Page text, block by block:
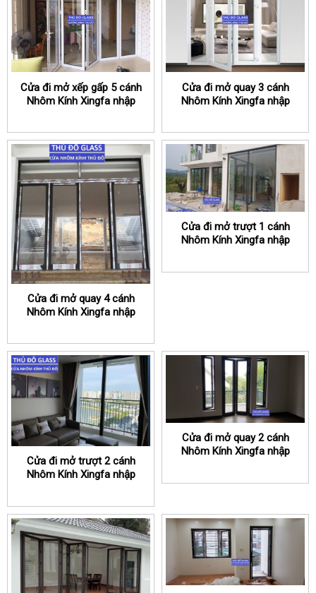
Cửa đi mở xếp gấp 5 cánh
Nhôm Kính Xingfa nhập
Cửa đi mở quay 3 cánh
Nhôm Kính Xingfa nhập
Cửa đi mở quay 4 cánh
Nhôm Kính Xingfa nhập
Cửa đi mở trượt 1 cánh
Nhôm Kính Xingfa nhập
Cửa đi mở trượt 2 cánh
Nhôm Kính Xingfa nhập
Cửa đi mở quay 2 cánh
Nhôm Kính Xingfa nhập